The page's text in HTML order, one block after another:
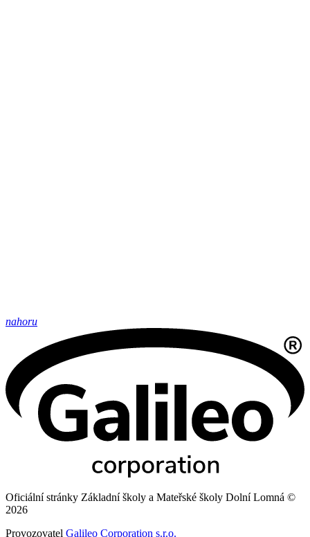
nahoru
Oficiální stránky Základní školy a Mateřské školy Dolní Lomná ©
2026
Provozovatel Galileo Corporation s.r.o.